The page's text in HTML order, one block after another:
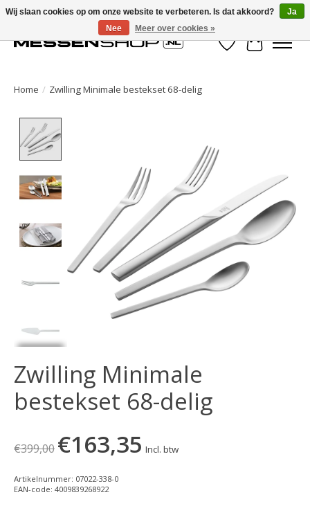
Verlanglijst
Home / Zwilling Minimale bestekset 68-delig
Zwilling Minimale
bestekset 68-delig
€399,00 €163,35 Incl. btw
Artikelnummer: 07022-338-0
EAN-code: 4009839268922
Wij slaan cookies op om onze website te verbeteren. Is dat akkoord?
Ja
Nee
Meer over cookies »